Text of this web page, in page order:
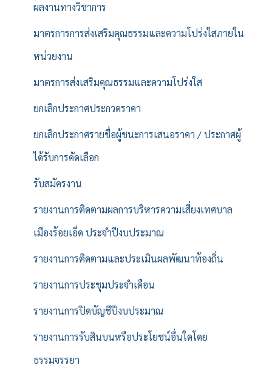
ผลงานทางวิชาการ
มาตรการการส่งเสริมคุณธรรมและความโปร่งใสภายใน
หน่วยงาน
มาตรการส่งเสริมคุณธรรมและความโปร่งใส
ยกเลิกประกาศประกวดราคา
ยกเลิกประกาศรายชื่อผู้ชนะการเสนอราคา / ประกาศผู้
ได้รับการคัดเลือก
รับสมัครงาน
รายงานการติดตามผลการบริหารความเสี่ยงเทศบาล
เมืองร้อยเอ็ด ประจำปีงบประมาณ
รายงานการติดตามและประเมินผลพัฒนาท้องถิ่น
รายงานการประชุมประจำเดือน
รายงานการปิดบัญชีปีงบประมาณ
รายงานการรับสินบนหรือประโยชน์อื่นใดโดย
ธรรมจรรยา